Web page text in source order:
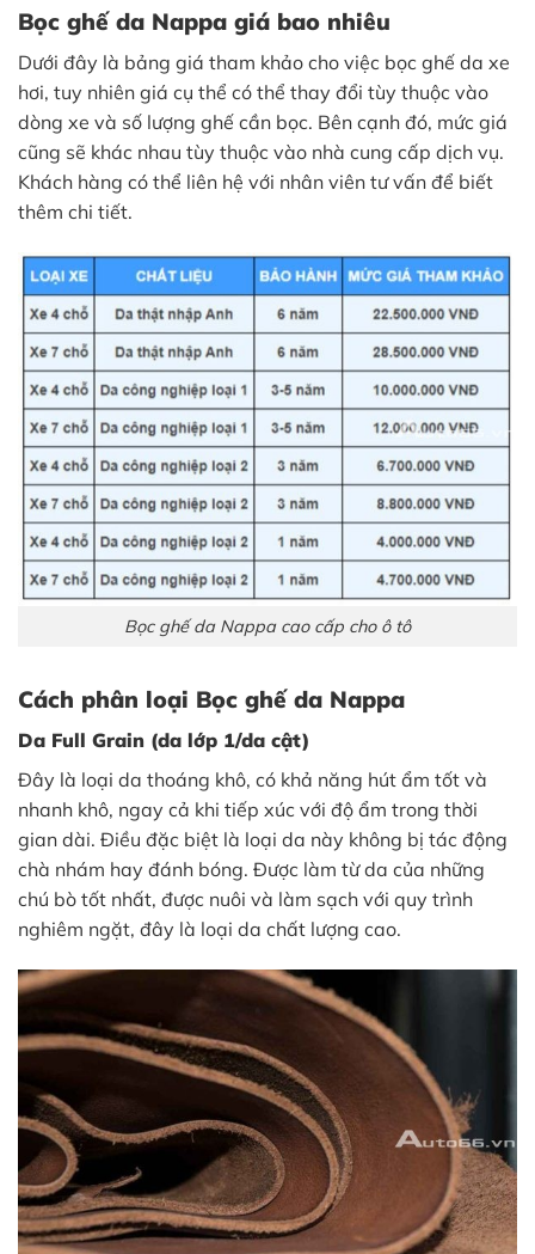
Bọc ghế da Nappa giá bao nhiêu
Dưới đây là bảng giá tham khảo cho việc bọc ghế da xe
hơi, tuy nhiên giá cụ thể có thể thay đổi tùy thuộc vào
dòng xe và số lượng ghế cần bọc. Bên cạnh đó, mức giá
cũng sẽ khác nhau tùy thuộc vào nhà cung cấp dịch vụ.
Khách hàng có thể liên hệ với nhân viên tư vấn để biết
thêm chi tiết.
Bọc ghế da Nappa cao cấp cho ô tô
Cách phân loại Bọc ghế da Nappa
Da Full Grain (da lớp 1/da cật)
Đây là loại da thoáng khô, có khả năng hút ẩm tốt và
nhanh khô, ngay cả khi tiếp xúc với độ ẩm trong thời
gian dài. Điều đặc biệt là loại da này không bị tác động
chà nhám hay đánh bóng. Được làm từ da của những
chú bò tốt nhất, được nuôi và làm sạch với quy trình
nghiêm ngặt, đây là loại da chất lượng cao.